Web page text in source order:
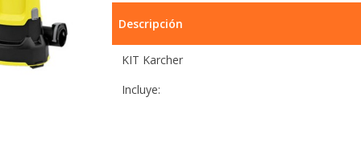
Descripción
KIT Karcher
Incluye: